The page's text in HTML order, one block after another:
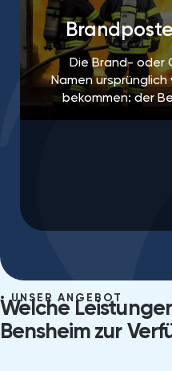
Die Brand- oder
Namen
bekommen: der
UNSER ANGEBOT
Welche
Bensheim⁠ zur